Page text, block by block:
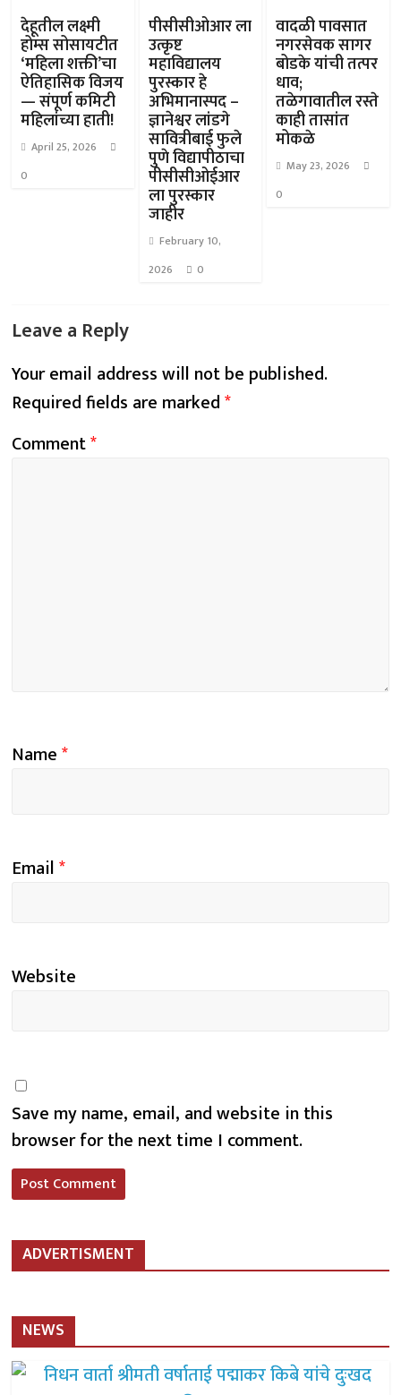
देहूतील लक्ष्मी
होम्स सोसायटीत
‘महिला शक्ती’चा
ऐतिहासिक विजय
— संपूर्ण कमिटी
महिलांच्या हाती!
April 25, 2026
0
पीसीसीओआर ला
उत्कृष्ट
महाविद्यालय
पुरस्कार हे
अभिमानास्पद –
ज्ञानेश्वर लांडगे
सावित्रीबाई फुले
पुणे विद्यापीठाचा
पीसीसीओईआर
ला पुरस्कार
जाहीर
February 10,
2026
0
वादळी पावसात
नगरसेवक सागर
बोडके यांची तत्पर
धाव;
तळेगावातील रस्ते
काही तासांत
मोकळे
May 23, 2026
0
Leave a Reply
Your email address will not be published.
Required fields are marked*
Comment*
Name*
Email*
Website
Save my name, email, and website in this
browser for the next time I comment.
ADVERTISMENT
NEWS